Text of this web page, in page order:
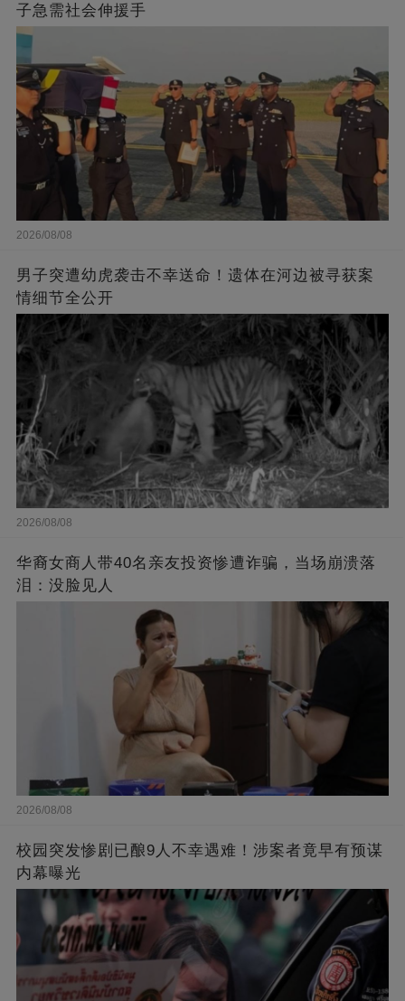
子急需社会伸援手
2026/08/08
男子突遭幼虎袭击不幸送命！遗体在河边被寻获案
情细节全公开
2026/08/08
华裔女商人带40名亲友投资惨遭诈骗，当场崩溃落
泪：没脸见人
2026/08/08
校园突发惨剧已酿9人不幸遇难！涉案者竟早有预谋
内幕曝光